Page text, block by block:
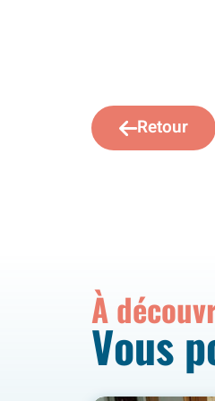
Retour
À
Vous